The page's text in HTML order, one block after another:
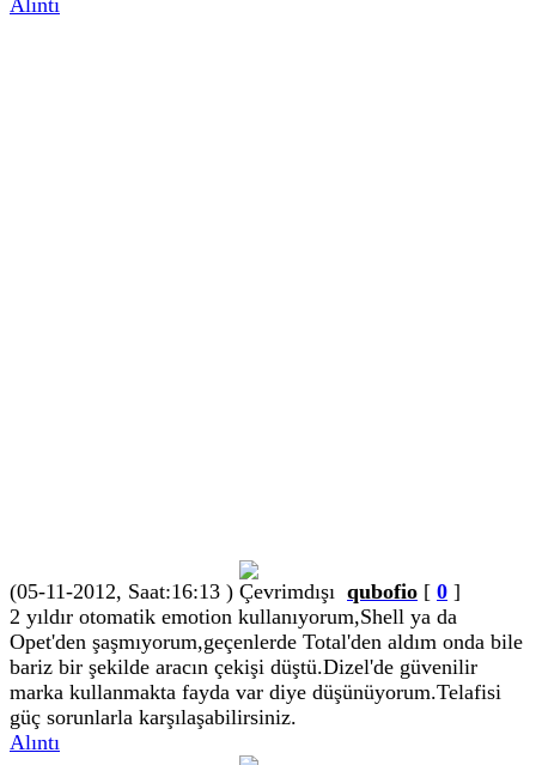
Alıntı
(05-11-2012, Saat:16:13 ) qubofio [ 0 ]
2 yıldır otomatik emotion kullanıyorum,Shell ya da
Opet'den şaşmıyorum,geçenlerde Total'den aldım onda bile
bariz bir şekilde aracın çekişi düştü.Dizel'de güvenilir
marka kullanmakta fayda var diye düşünüyorum.Telafisi
güç sorunlarla karşılaşabilirsiniz.
Alıntı